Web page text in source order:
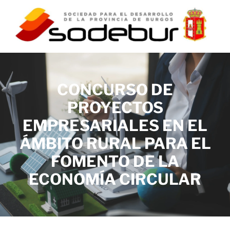
CONCURSO ECONOMÍA
CIRCULAR RURAL 2024
CONCURSO DE
PROYECTOS
EMPRESARIALES EN EL
ÁMBITO RURAL PARA EL
FOMENTO DE LA
ECONOMÍA CIRCULAR